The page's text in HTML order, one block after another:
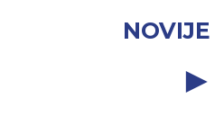
NOVIJE